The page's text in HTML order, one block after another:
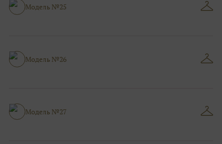
Модель №25
Модель №26
Модель №27